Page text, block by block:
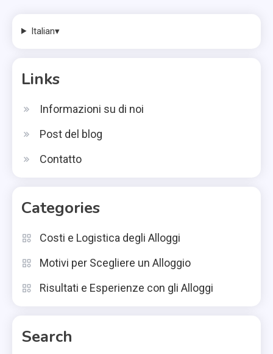
Italian▾
Links
Informazioni su di noi
Post del blog
Contatto
Categories
Costi e Logistica degli Alloggi
Motivi per Scegliere un Alloggio
Risultati e Esperienze con gli Alloggi
Search